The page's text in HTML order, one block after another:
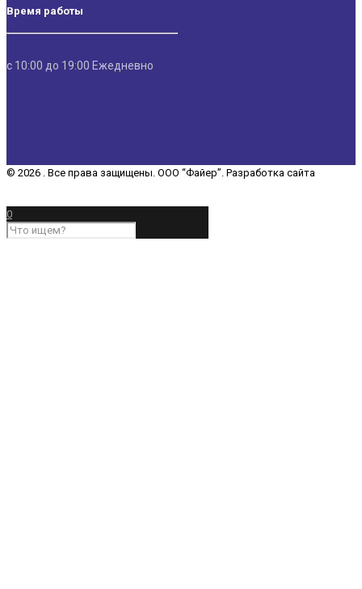
Время работы
с 10:00 до 19:00 Ежедневно
© 2026 . Все права защищены. ООО “Файер”. Разработка сайта
0